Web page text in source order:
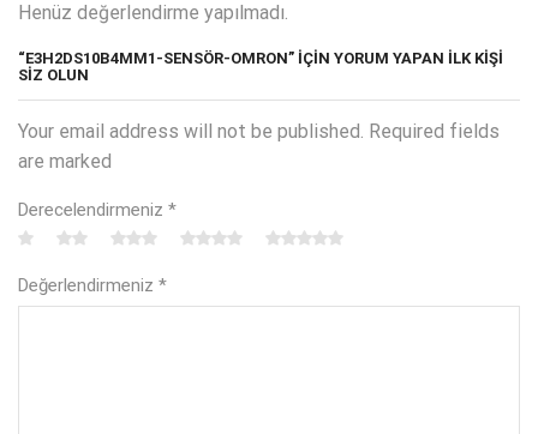
Henüz değerlendirme yapılmadı.
“E3H2DS10B4MM1-SENSÖR-OMRON” IÇIN YORUM YAPAN ILK KIŞI
SIZ OLUN
Your email address will not be published. Required fields
are marked
Derecelendirmeniz *
Değerlendirmeniz *